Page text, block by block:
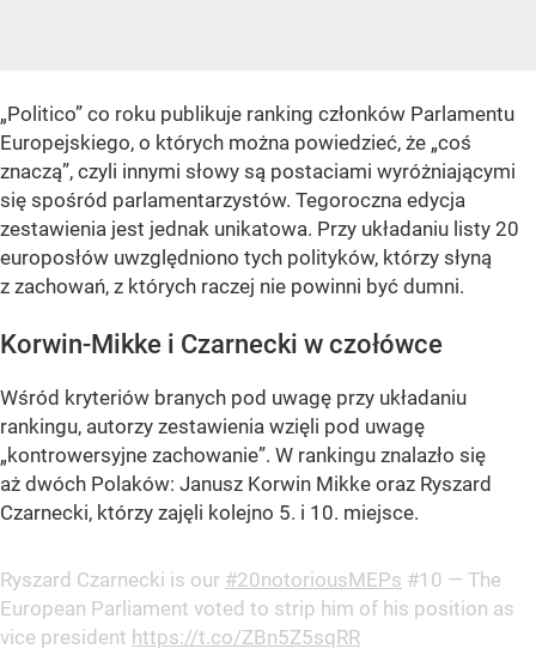
„Politico” co roku publikuje ranking członków Parlamentu
Europejskiego, o których można powiedzieć, że „coś
znaczą”, czyli innymi słowy są postaciami wyróżniającymi
się spośród parlamentarzystów. Tegoroczna edycja
zestawienia jest jednak unikatowa. Przy układaniu listy 20
europosłów uwzględniono tych polityków, którzy słyną
z zachowań, z których raczej nie powinni być dumni.
Korwin-Mikke i Czarnecki w czołówce
Wśród kryteriów branych pod uwagę przy układaniu
rankingu, autorzy zestawienia wzięli pod uwagę
„kontrowersyjne zachowanie”. W rankingu znalazło się
aż dwóch Polaków: Janusz Korwin Mikke oraz Ryszard
Czarnecki, którzy zajęli kolejno 5. i 10. miejsce.
Ryszard Czarnecki is our #20notoriousMEPs #10 — The
European Parliament voted to strip him of his position as
vice president https://t.co/ZBn5Z5sqRR